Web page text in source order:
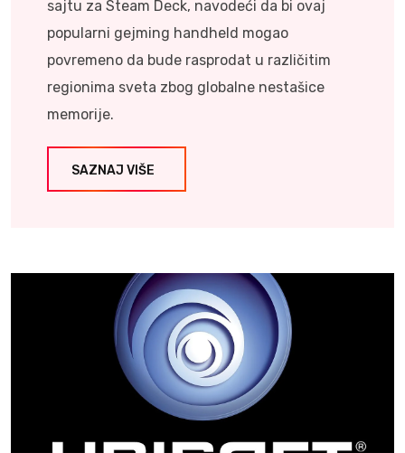
sajtu za Steam Deck, navodeći da bi ovaj
popularni gejming handheld mogao
povremeno da bude rasprodat u različitim
regionima sveta zbog globalne nestašice
memorije.
SAZNAJ VIŠE